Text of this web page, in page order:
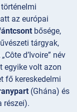
az európai
bősége,
tárgyak,
d’Ivoire” név
egyike volt azon
fő kereskedelmi
(Ghána) és
részei).